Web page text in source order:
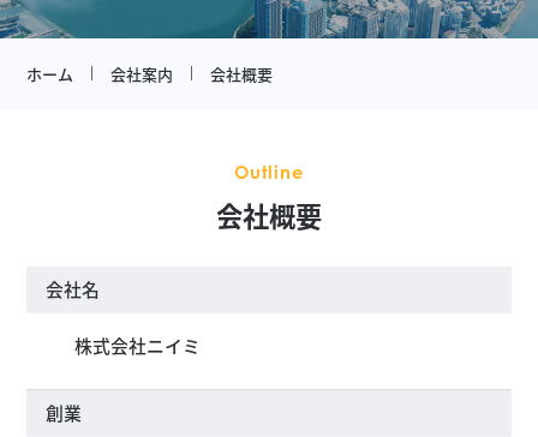
ホーム 会社案内 会社概要
Outline
会社概要
会社名
株式会社ニイミ
創業